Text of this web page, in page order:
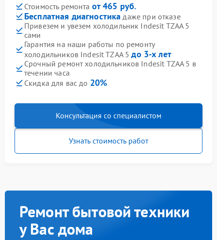
Стоимость ремонта от 465 руб.
Бесплатная диагностика даже при отказе
Привезем и увезем холодильник Indesit TZAA 5
сами
Гарантия на наши работы по ремонту
холодильников Indesit TZAA 5до 3-х лет
Срочный ремонт холодильников Indesit TZAA 5 в
течении часа
Скидка для вас до 20%
Консультация со специалистом
Узнать стоимость работ
Ремонт бытовой техники
у Вас дома